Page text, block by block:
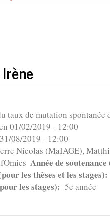
taux de mutation
01/02/2019 - 12:00
08/2019 - 12:00
Nicolas (MaIAGE),
Année de
les thèses et les stages)
les stages) 5e année